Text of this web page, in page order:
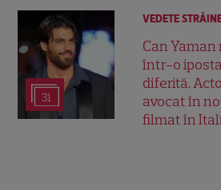
31
VEDETE
Can
într-o
diferită.
avocat în
filmat în